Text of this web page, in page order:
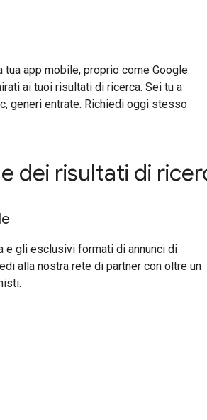
app mobile, proprio come Google.
ai tuoi risultati di ricerca. Sei tu a
generi entrate. Richiedi oggi stesso
dei risultati di
e gli esclusivi formati di annunci di
alla nostra rete di partner con oltre un